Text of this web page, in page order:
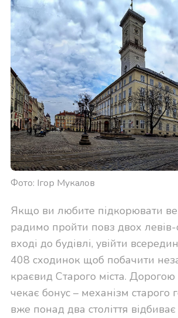
Фото: Ігор Мукалов
Якщо ви любите підкорювати
радимо пройти повз двох
вході до будівлі, увійти
408 сходинок щоб побачити
краєвид Старого міста. Дорогою
чекає бонус – механізм старого
вже понад два століття